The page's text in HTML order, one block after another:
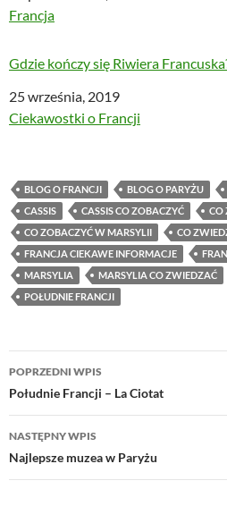
W odniesieniu do
Francja
Gdzie kończy się Riwiera
Data
25 września, 2019
W odniesieniu do
Ciekawostki o Francji
BLOG O FRANCJI BLOG O PARYŻU
CASSIS
CASSIS CO ZOBACZYĆ
CO
CO ZOBACZYĆ W MARSYLII
CO
FRANCJA CIEKAWE INFORMACJE
MARSYLIA
MARSYLIA CO ZWIEDZAĆ
POŁUDNIE FRANCJI
Nawigacja
wpisu
POPRZEDNI WPIS
Południe Francji – La Ciotat
NASTĘPNY WPIS
Najlepsze muzea w Paryżu